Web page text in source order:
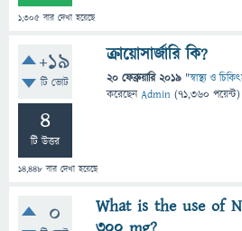
1,305 বার দেখা হয়েছে
+19
টি ভোট
4
টি উত্তর
14,448 বার দেখা হয়েছে
ক্রায়োসার্জারি কি?
20 ফেব্রুয়ারি 2019 "স্বাস্থ্য ও
করেছেনAdmin (71,360 পয়েন্ট)
0
What is the use of